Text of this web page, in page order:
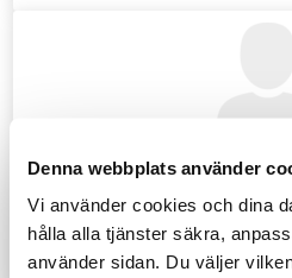
Denna webbplats använder
Vi använder cookies och dina
hålla alla tjänster säkra,
använder sidan. Du väljer
Katrin
Kundservice- och
044 785